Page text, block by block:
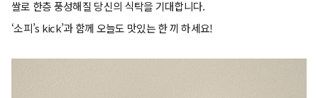
쌀로 한층 풍성해질 당신의 식탁을 기대합니다.
‘소피’s kick’과 함께 오늘도 맛있는 한 끼 하세요!